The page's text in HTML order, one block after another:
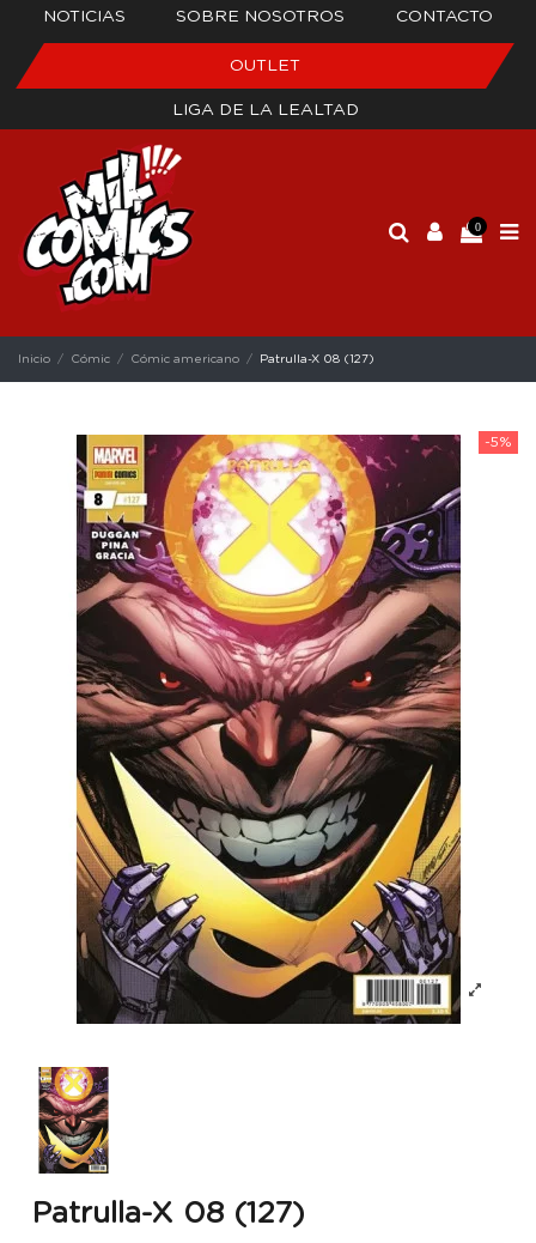
NOTICIAS SOBRE NOSOTROS CONTACTO
OUTLET
LIGA DE LA LEALTAD
0
Inicio Cómic Cómic americano Patrulla-X 08 (127)
-5%
Patrulla-X 08 (127)